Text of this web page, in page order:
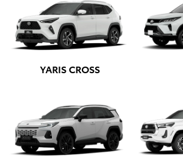
YARIS CROSS